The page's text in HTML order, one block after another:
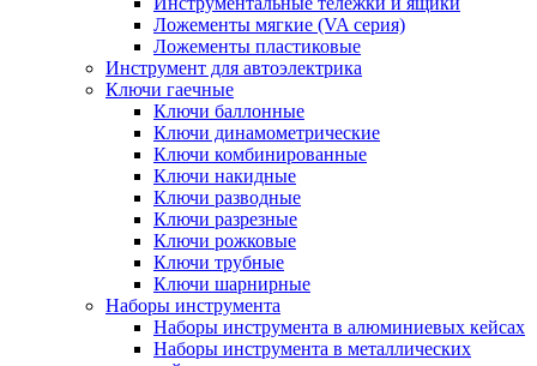
Ложементы мягкие (VA серия)
Ложементы пластиковые
Инструмент для автоэлектрика
Ключи гаечные
Ключи баллонные
Ключи динамометрические
Ключи комбинированные
Ключи накидные
Ключи разводные
Ключи разрезные
Ключи рожковые
Ключи трубные
Ключи шарнирные
Наборы инструмента
Наборы инструмента в алюминиевых кейсах
Наборы инструмента в металлических